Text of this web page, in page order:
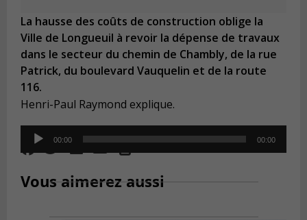
La hausse des coûts de construction oblige la
Ville de Longueuil à revoir la dépense de travaux
dans le secteur du chemin de Chambly, de la rue
Patrick, du boulevard Vauquelin et de la route
116.
Henri-Paul Raymond explique.
Audio
Player
00:00 00:00
Vous aimerez aussi